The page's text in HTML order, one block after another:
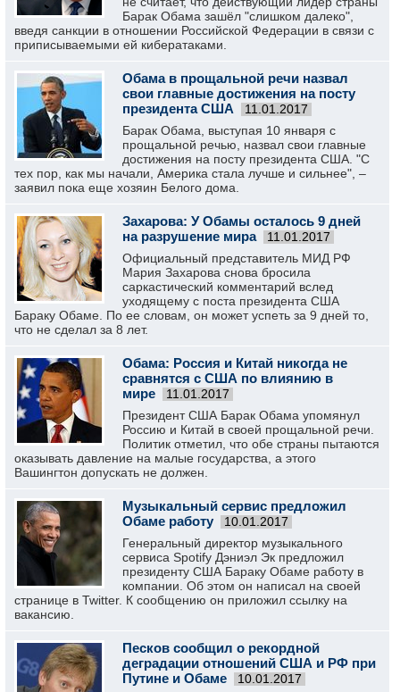
Барак Обама зашёл "слишком далеко",
введя санкции в отношении Российской Федерации в связи с
приписываемыми ей кибератаками.
Обама в прощальной речи назвал
свои главные достижения на посту
президента США
11.01.2017
Барак Обама, выступая 10 января с
прощальной речью, назвал свои главные
достижения на посту президента США. "С
тех пор, как мы начали, Америка стала лучше и сильнее", –
заявил пока еще хозяин Белого дома.
Захарова: У Обамы осталось 9 дней
на разрушение мира
11.01.2017
Официальный представитель МИД РФ
Мария Захарова снова бросила
саркастический комментарий вслед
уходящему с поста президента США
Бараку Обаме. По ее словам, он может успеть за 9 дней то,
что не сделал за 8 лет.
Обама: Россия и Китай никогда не
сравнятся с США по влиянию в
мире
11.01.2017
Президент США Барак Обама упомянул
Россию и Китай в своей прощальной речи.
Политик отметил, что обе страны пытаются
оказывать давление на малые государства, а этого
Вашингтон допускать не должен.
Музыкальный сервис предложил
Обаме работу
10.01.2017
Генеральный директор музыкального
сервиса Spotify Дэниэл Эк предложил
президенту США Бараку Обаме работу в
компании. Об этом он написал на своей
странице в Twitter. К сообщению он приложил ссылку на
вакансию.
Песков сообщил о рекордной
деградации отношений США и РФ при
Путине и Обаме
10.01.2017